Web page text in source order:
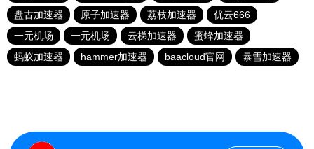
盘古加速器
原子加速器 荔枝加速器
优云666
一元机场
一元机场 云梯加速器
蜜蜂加速器
蚂蚁加速器
hammer加速器 baacloud官网 暴雪加速器